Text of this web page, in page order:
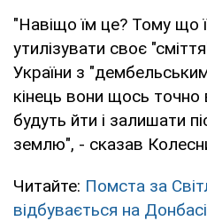
"Навіщо їм це? Тому що
утилізувати своє
України з
кінець вони щось
будуть йти і залишати
землю", - сказав
Читайте: Помста за
відбувається на Донбасі